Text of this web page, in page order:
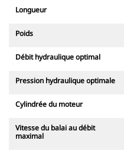
Longueur
Poids
Débit hydraulique optimal
Pression hydraulique optimale
Cylindrée du moteur
Vitesse du balai au débit
maximal